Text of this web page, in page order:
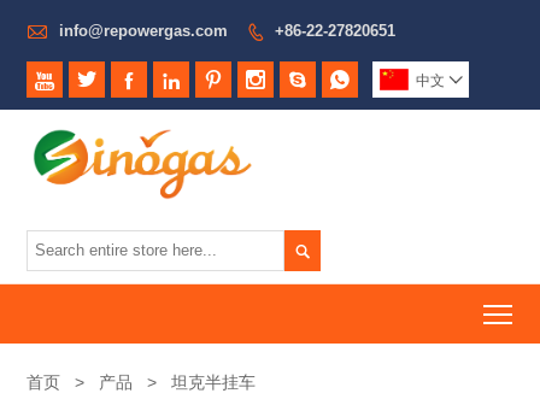
 info@repowergas.com  +86-22-27820651
        中文 

首页 > 产品 > 坦克半挂车